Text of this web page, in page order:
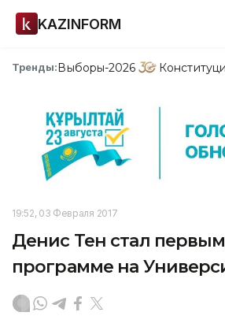
KAZINFORM
Тренды:Выборы-2026
19:52, 03 Февраля 2017
Денис Тен стал
программе на